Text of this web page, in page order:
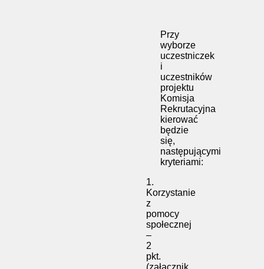
Przy
wyborze
uczestniczek
i
uczestników
projektu
Komisja
Rekrutacyjna
kierować
będzie
się,
następującymi
kryteriami:
1.
Korzystanie
z
pomocy
społecznej
–
2
pkt.
(załącznik